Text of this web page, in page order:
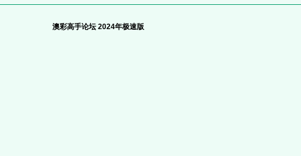
澳彩高手论坛 2024年极速版